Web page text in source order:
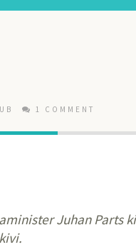
1 COMMENT
Juhan Parts